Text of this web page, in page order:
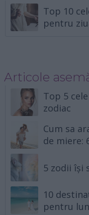
Top 10
pentru
Articole
Top 5
zodiac
Cum sa
de miere:
5 zodii își
10
pentru